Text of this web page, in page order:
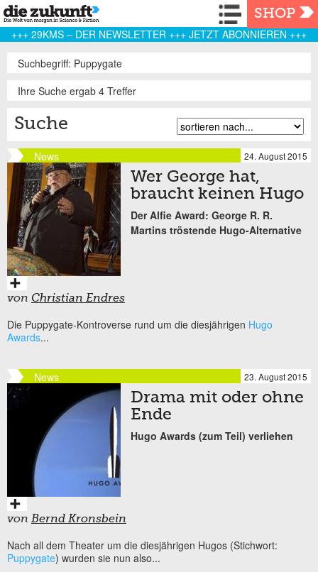
Navigation
SHOP
+++ 29KMS – DER NEWSLETTER +++ JETZT ABONNIEREN +++
Suchbegriff: Puppygate
Ihre Suche ergab 4 Treffer
Suche
News 24. August 2015
Wer George hat,
braucht keinen Hugo
Der Alfie Award: George R. R.
Martins tröstende Hugo-Alternative
von Christian Endres
Die Puppygate-Kontroverse rund um die diesjährigen Hugo
Awards...
News 23. August 2015
Drama mit oder ohne
Ende
Hugo Awards (zum Teil) verliehen
von Bernd Kronsbein
Nach all dem Theater um die diesjährigen Hugos (Stichwort:
Puppygate) wurden sie nun also...